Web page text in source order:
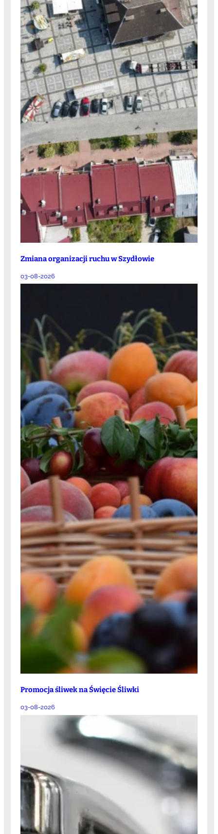
Zmiana organizacji ruchu w Szydłowie
03-08-2026
Promocja śliwek na Święcie Śliwki
03-08-2026